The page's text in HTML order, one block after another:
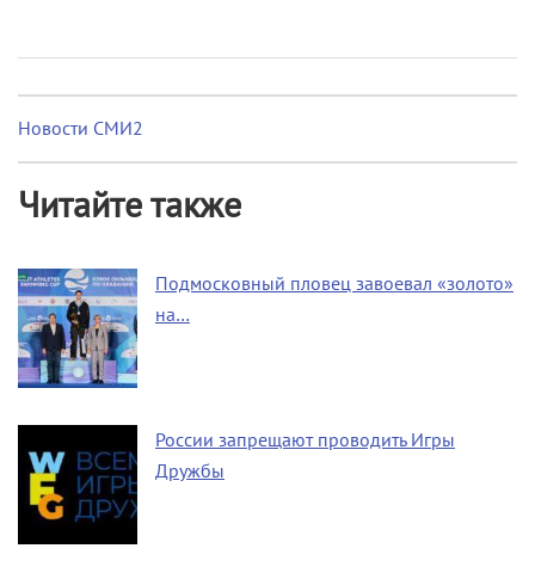
Новости СМИ2
Читайте также
Подмосковный пловец завоевал «золото»
на…
России запрещают проводить Игры
Дружбы